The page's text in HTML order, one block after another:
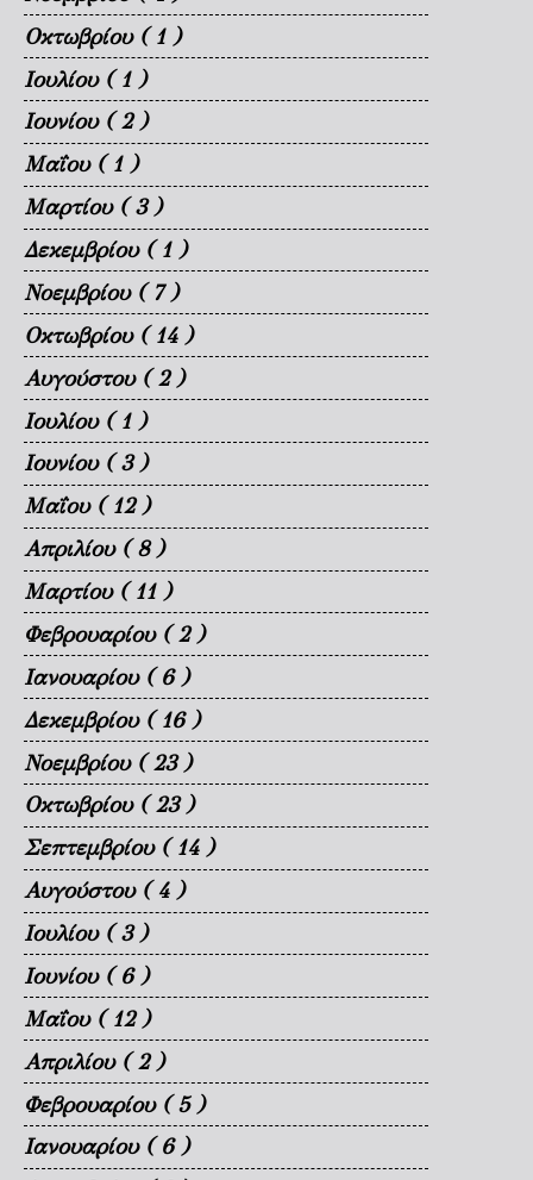
Οκτωβρίου ( 1 )
Ιουλίου ( 1 )
Ιουνίου ( 2 )
Μαΐου ( 1 )
Μαρτίου ( 3 )
Δεκεμβρίου ( 1 )
Νοεμβρίου ( 7 )
Οκτωβρίου ( 14 )
Αυγούστου ( 2 )
Ιουλίου ( 1 )
Ιουνίου ( 3 )
Μαΐου ( 12 )
Απριλίου ( 8 )
Μαρτίου ( 11 )
Φεβρουαρίου ( 2 )
Ιανουαρίου ( 6 )
Δεκεμβρίου ( 16 )
Νοεμβρίου ( 23 )
Οκτωβρίου ( 23 )
Σεπτεμβρίου ( 14 )
Αυγούστου ( 4 )
Ιουλίου ( 3 )
Ιουνίου ( 6 )
Μαΐου ( 12 )
Απριλίου ( 2 )
Φεβρουαρίου ( 5 )
Ιανουαρίου ( 6 )